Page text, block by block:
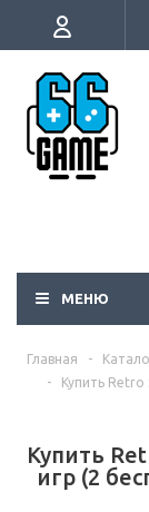
МЕНЮ
Главная -
-
Купить Retro
Купить
игр (2